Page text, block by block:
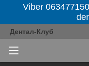
Viber
Дентал-Клуб